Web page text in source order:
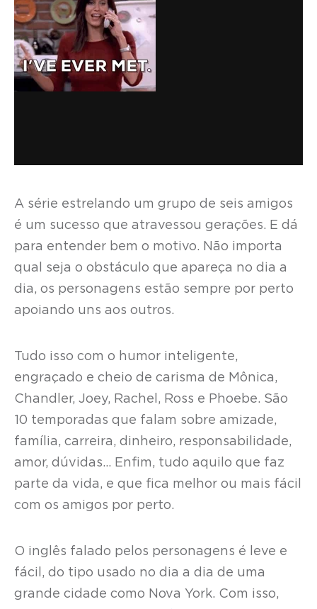
A série estrelando um grupo de seis amigos
é um sucesso que atravessou gerações. E dá
para entender bem o motivo. Não importa
qual seja o obstáculo que apareça no dia a
dia, os personagens estão sempre por perto
apoiando uns aos outros.
Tudo isso com o humor inteligente,
engraçado e cheio de carisma de Mônica,
Chandler, Joey, Rachel, Ross e Phoebe. São
10 temporadas que falam sobre amizade,
família, carreira, dinheiro, responsabilidade,
amor, dúvidas… Enfim, tudo aquilo que faz
parte da vida, e que fica melhor ou mais fácil
com os amigos por perto.
O inglês falado pelos personagens é leve e
fácil, do tipo usado no dia a dia de uma
grande cidade como Nova York. Com isso,